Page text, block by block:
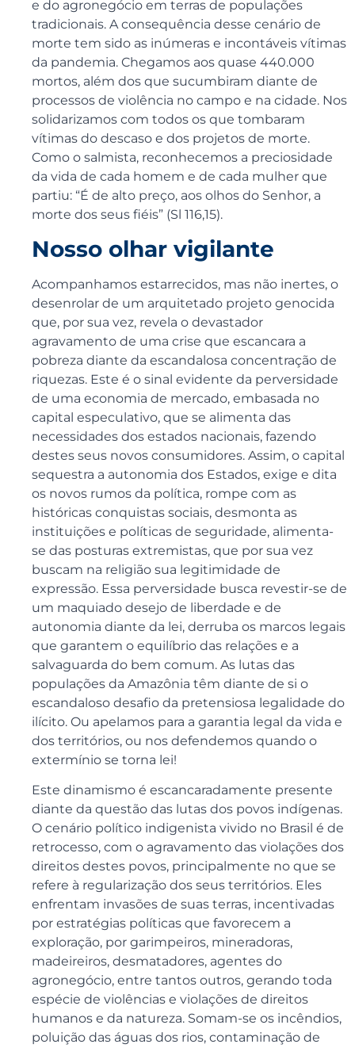
e do agronegócio em terras de populações
tradicionais. A consequência desse cenário de
morte tem sido as inúmeras e incontáveis vítimas
da pandemia. Chegamos aos quase 440.000
mortos, além dos que sucumbiram diante de
processos de violência no campo e na cidade. Nos
solidarizamos com todos os que tombaram
vítimas do descaso e dos projetos de morte.
Como o salmista, reconhecemos a preciosidade
da vida de cada homem e de cada mulher que
partiu: “É de alto preço, aos olhos do Senhor, a
morte dos seus fiéis” (Sl 116,15).
Nosso olhar vigilante
Acompanhamos estarrecidos, mas não inertes, o
desenrolar de um arquitetado projeto genocida
que, por sua vez, revela o devastador
agravamento de uma crise que escancara a
pobreza diante da escandalosa concentração de
riquezas. Este é o sinal evidente da perversidade
de uma economia de mercado, embasada no
capital especulativo, que se alimenta das
necessidades dos estados nacionais, fazendo
destes seus novos consumidores. Assim, o capital
sequestra a autonomia dos Estados, exige e dita
os novos rumos da política, rompe com as
históricas conquistas sociais, desmonta as
instituições e políticas de seguridade, alimenta-
se das posturas extremistas, que por sua vez
buscam na religião sua legitimidade de
expressão. Essa perversidade busca revestir-se de
um maquiado desejo de liberdade e de
autonomia diante da lei, derruba os marcos legais
que garantem o equilíbrio das relações e a
salvaguarda do bem comum. As lutas das
populações da Amazônia têm diante de si o
escandaloso desafio da pretensiosa legalidade do
ilícito. Ou apelamos para a garantia legal da vida e
dos territórios, ou nos defendemos quando o
extermínio se torna lei!
Este dinamismo é escancaradamente presente
diante da questão das lutas dos povos indígenas.
O cenário político indigenista vivido no Brasil é de
retrocesso, com o agravamento das violações dos
direitos destes povos, principalmente no que se
refere à regularização dos seus territórios. Eles
enfrentam invasões de suas terras, incentivadas
por estratégias políticas que favorecem a
exploração, por garimpeiros, mineradoras,
madeireiros, desmatadores, agentes do
agronegócio, entre tantos outros, gerando toda
espécie de violências e violações de direitos
humanos e da natureza. Somam-se os incêndios,
poluição das águas dos rios, contaminação de